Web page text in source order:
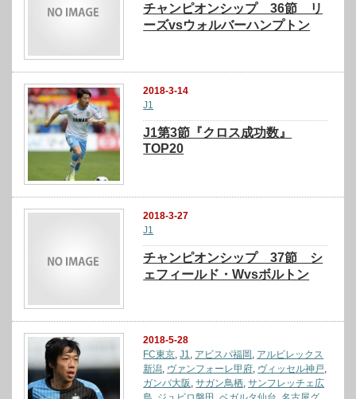
チャンピオンシップ 36節 リ
ーズvsウォルバーハンプトン
2018-3-14
J1
J1第3節『クロス成功数』
TOP20
2018-3-27
J1
チャンピオンシップ 37節 シ
ェフィールド・Wvsボルトン
2018-5-28
FC東京,J1, アビスパ福岡 , アルビレックス
新潟, ヴァンフォーレ甲府, ヴィッセル神戸,
ガンバ大阪 ,サガン鳥栖,サンフレッチェ広